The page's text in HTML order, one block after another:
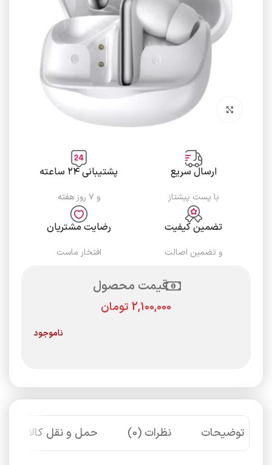
برای بزرگنمایی کلیک کنید
ارسال سریع
با پست پیشتاز
پشتیبانی ۲۴ ساعته
و ۷ روز هفته
تضمین کیفیت
و تضمین اصالت
رضایت مشتریان
افتخار ماست
قیمت محصول
تومان
ناموجود
توضیحات نظرات (0) حمل و نقل کالا